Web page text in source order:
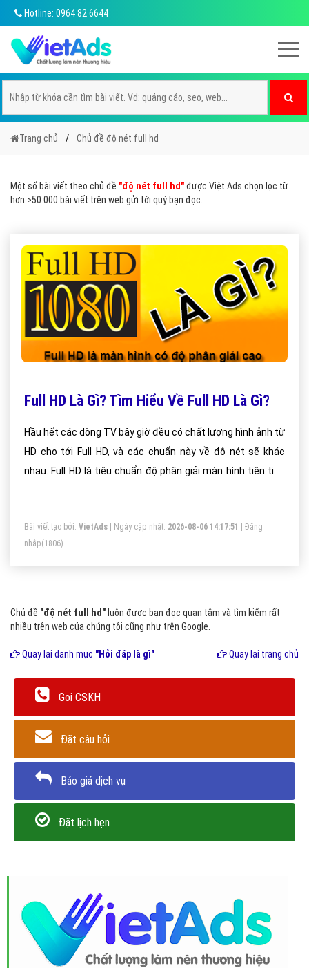
Hotline: 0964 82 6644
Trang chủ Chủ đề độ nét full hd
Một số bài viết theo chủ đề "độ nét full hd"được Việt Ads chọn lọc từ
hơn >50.000 bài viết trên web gửi tới quý bạn đọc.
Full HD Là Gì? Tìm Hiểu Về Full HD Là Gì?
Hầu hết các dòng TV bây giờ đều có chất lượng hình ảnh từ
HD cho tới Full HD, và các chuẩn này về độ nét sẽ khác
nhau. Full HD là tiêu chuẩn độ phân giải màn hình tiên tiến
Bài viết tạo bởi: VietAds | Ngày cập nhật: 2026-08-06 14:17:51
Đăng
nhập(1806)
Chủ đề "độ nét full hd" luôn được bạn đọc quan tâm và tìm kiếm rất
nhiều trên web của chúng tôi cũng như trên Google.
Quay lại danh mục "Hỏi đáp là gì" Quay lại trang chủ
Gọi CSKH
Đặt câu hỏi
Báo giá dịch vụ
Đặt lịch hẹn